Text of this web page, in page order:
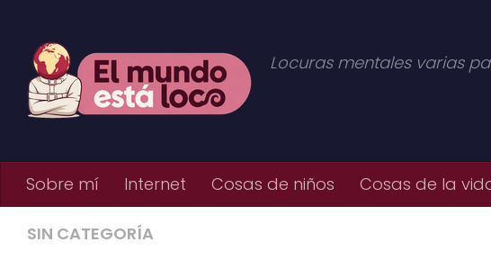
Locuras mentales varias
Sobre mí Internet Cosas de niños Cosas de la
SIN CATEGORÍA